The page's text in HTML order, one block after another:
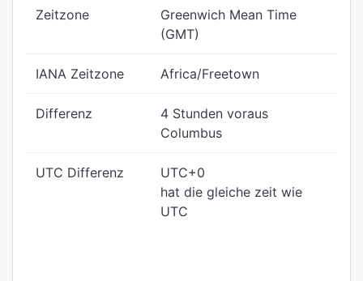
Zeitzone
Greenwich Mean Time
(GMT)
IANA Zeitzone Africa/Freetown
Differenz
4 Stunden voraus
Columbus
UTC Differenz
UTC+0
hat die gleiche zeit wie
UTC